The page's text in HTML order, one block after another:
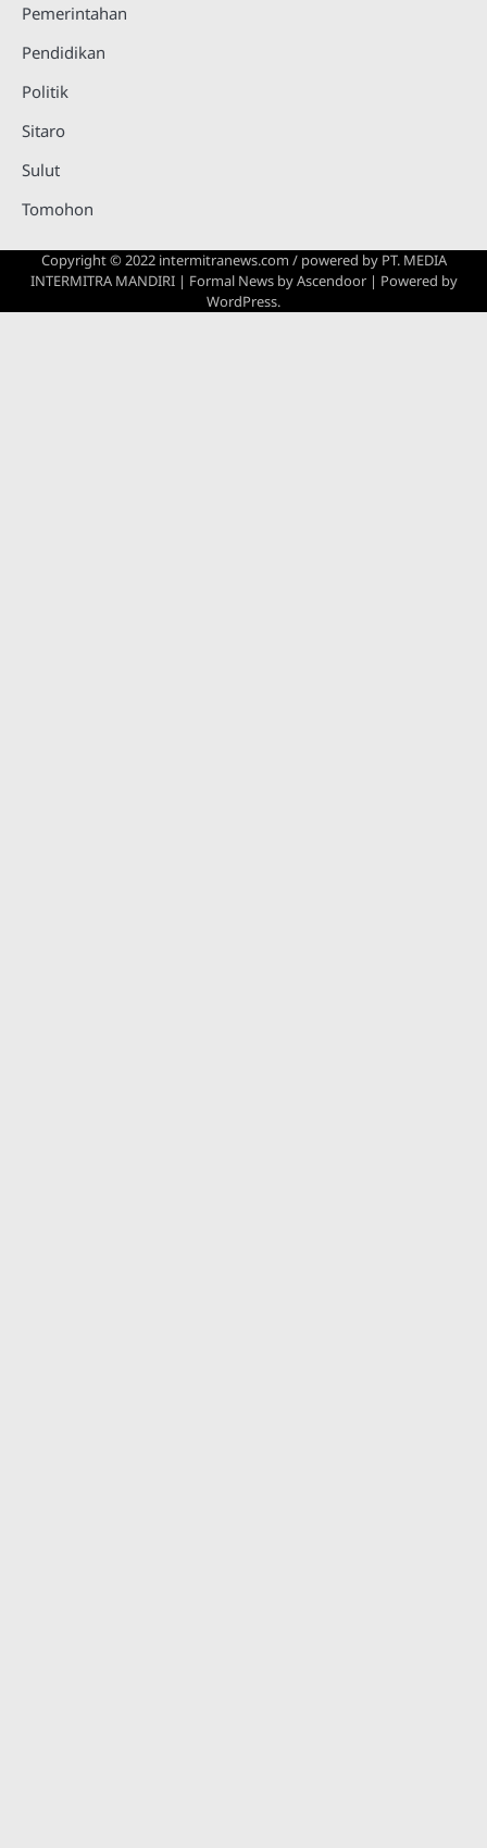
Pemerintahan
Pendidikan
Politik
Sitaro
Sulut
Tomohon
Copyright © 2022 intermitranews.com / powered by PT. MEDIA
INTERMITRA MANDIRI| Formal News byAscendoor| Powered by
WordPress.